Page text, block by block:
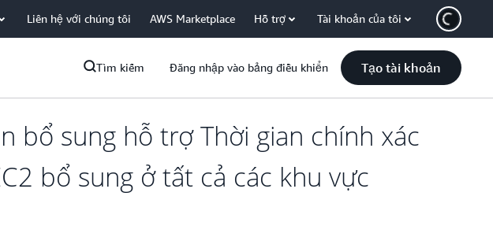
Liên hệ với chúng tôi AWS Marketplace Hỗ trợ Tài khoản của tôi
Tìm kiếm Đăng nhập vào bảng điều khiển Tạo tài khoản
bổ sung hỗ trợ Thời gian chính xác
bổ sung ở tất cả các khu vực